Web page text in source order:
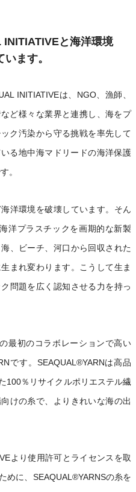
INITIATIVEと海洋環境
ます。
INITIATIVEは、NGO、漁師、
ど様々な業界と連携し、海をプ
ク汚染から守る挑戦を率先して
る地中海マドリードの海洋保護
。
洋環境を破壊しています。そん
洋プラスチックを画期的な新製
、ビーチ、河口から回収された
まれ変わります。こうして生ま
問題を広く認知させる力を持っ
最初のコラボレーションで高い
です。SEAQUAL®YARNは高品
100％リサイクルポリエステル繊
けの糸で、よりきれいな海の出
より使用許可とライセンスを取
めに、SEAQUAL®YARNSの糸を